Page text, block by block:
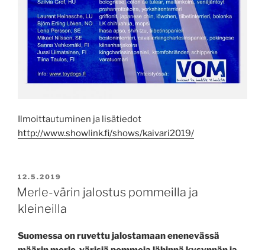
Ilmoittautuminen ja lisätiedot
http://www.showlink.fi/shows/kaivari2019/
JULKAISTU
12.5.2019
Merle-värin jalostus pommeilla ja
kleineilla
Suomessa on ruvettu jalostamaan enenevässä